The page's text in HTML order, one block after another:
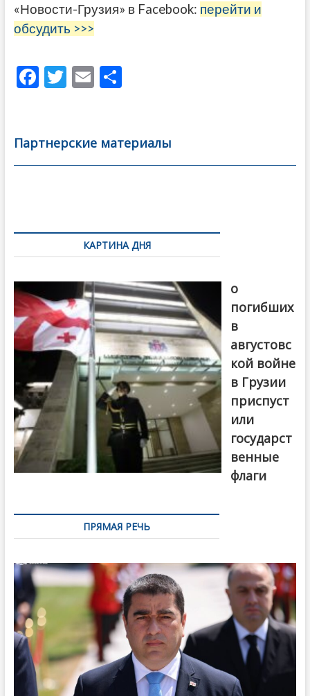
«Новости-Грузия» в Facebook: перейти и
обсудить >>>
F
b
o
T
er
E
l
О
а
в
Партнерские материалы
по
записямКАРТИНА ДНЯ
о
погибших
в
августовс
кой войне
в Грузии
приспуст
или
государст
венные
флаги
ПРЯМАЯ РЕЧЬ